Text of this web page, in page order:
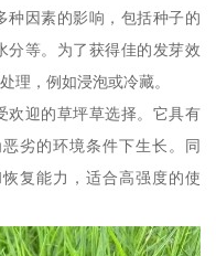
种因素的影响，包括种子的
分等。为了获得佳的发芽效
理，例如浸泡或冷藏。
欢迎的草坪草选择。它具有
劣的环境条件下生长。同
复能力，适合高强度的使